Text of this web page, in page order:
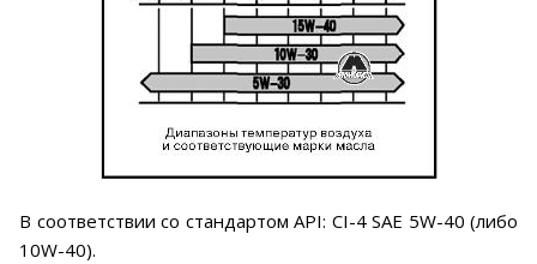
В соответствии со стандартом API: CI-4 SAE 5W-40 (либо
10W-40).